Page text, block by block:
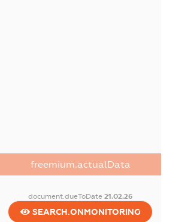
freemium.actualData
document.dueToDate 21.02.26
SEARCH.ONMONITORING